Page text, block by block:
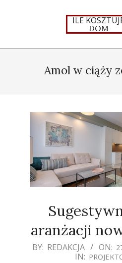
ILE
DOM
Amol w ciąży
aranżacji
2019-
BY: REDAKCJA ON:
IN: